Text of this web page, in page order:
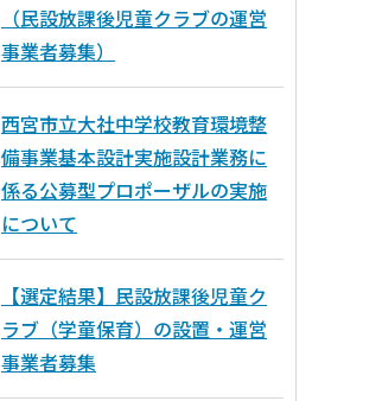
（民設放課後児童クラブの運営
事業者募集）
西宮市立大社中学校教育環境整
備事業基本設計実施設計業務に
係る公募型プロポーザルの実施
について
【選定結果】民設放課後児童ク
ラブ（学童保育）の設置・運営
事業者募集